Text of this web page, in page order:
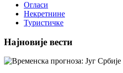
Огласи
Некретнине
Туристичке
Најновије вести